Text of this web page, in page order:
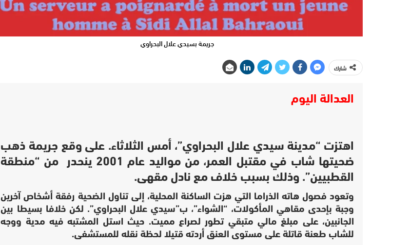
جريمة بسيدي علال البحراوي
شارك
العدالة اليوم
اهتزت “مدينة سيدي علال البحراوي”، أمس الثلاثاء. على وقع جريمة ذهب
ضحيتها شاب في مقتبل العمر، من مواليد عام 2001 ينحدر من “منطقة
القطبيين”. وذلك بسبب خلاف مع نادل مقهى.
وتعود فصول هاته الذراما التي هزت الساكنة المحلية، إلى تناول الضحية رفقة أشخاص آخرين
وجبة بإحدى مقاهي المأكولات، “الشواء”، ب”سيدي علال البحراوي”. لكن خلافا بسيطا بين
الجانبين، على مبلغ مالي متبقي تطور لصراع مميت. حيث استل المشتبه فيه مدية ووجه
للشاب طعنة قاتلة على مستوى العنق أردته قتيلا لحظة نقله للمستشفى.